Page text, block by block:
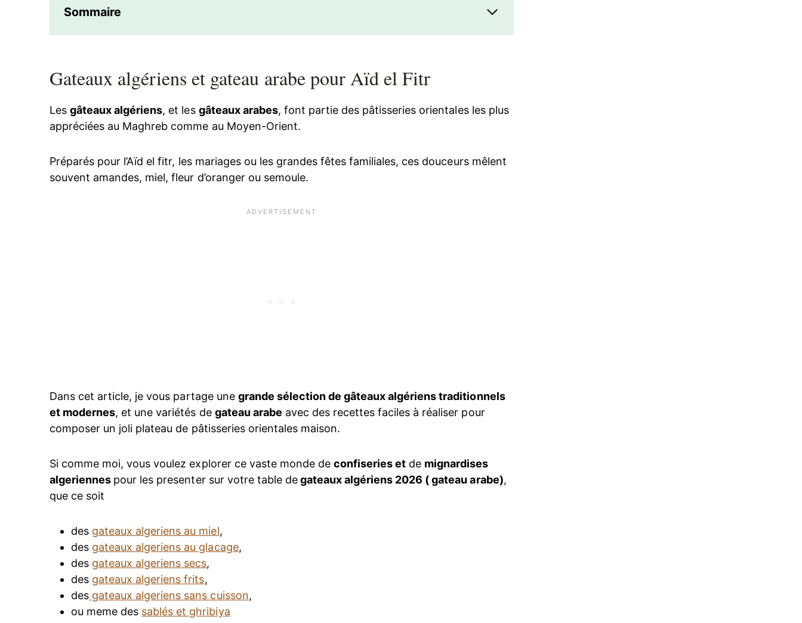
Sommaire
Gateaux algériens et gateau arabe pour Aïd el Fitr
Lesgâteaux algériens, et les gâteaux arabes, font partie des pâtisseries orientales les plus
appréciées au Maghreb comme au Moyen-Orient.
Préparés pour l’Aïd el fitr, les mariages ou les grandes fêtes familiales, ces douceurs mêlent
souvent amandes, miel, fleur d’oranger ou semoule.
Dans cet article, je vous partage une grande sélection de gâteaux algériens traditionnels
et modernes, et une variétés de gateau arabe avec des recettes faciles à réaliser pour
composer un joli plateau de pâtisseries orientales maison.
Si comme moi, vous voulez explorer ce vaste monde de confiseries et de mignardises
algeriennes pour les presenter sur votre table degateaux algériens 2026 ( gateau arabe),
que ce soit
des gateaux algeriens au miel,
des gateaux algeriens au glacage,
des gateaux algeriens secs,
des gateaux algeriens frits,
des gateaux algeriens sans cuisson,
ou meme des sablés et ghribiya